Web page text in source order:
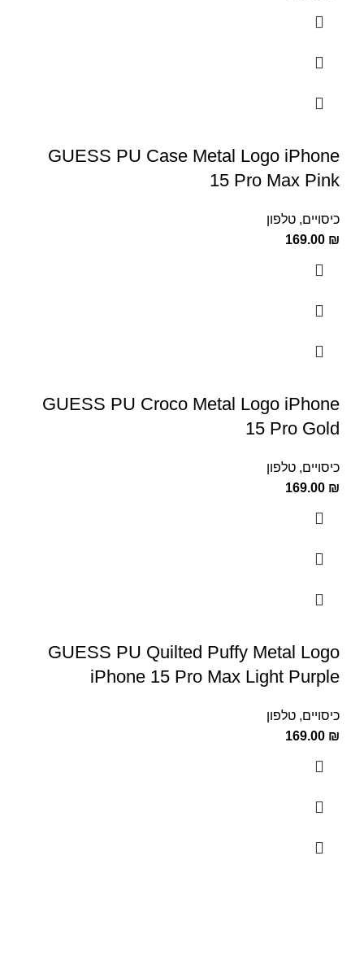
GUESS PU Case Metal Logo iPhone
15 Pro Max Pink
כיסויים, טלפון
169.00 ₪
GUESS PU Croco Metal Logo iPhone
15 Pro Gold
כיסויים, טלפון
169.00 ₪
GUESS PU Quilted Puffy Metal Logo
iPhone 15 Pro Max Light Purple
כיסויים, טלפון
169.00 ₪